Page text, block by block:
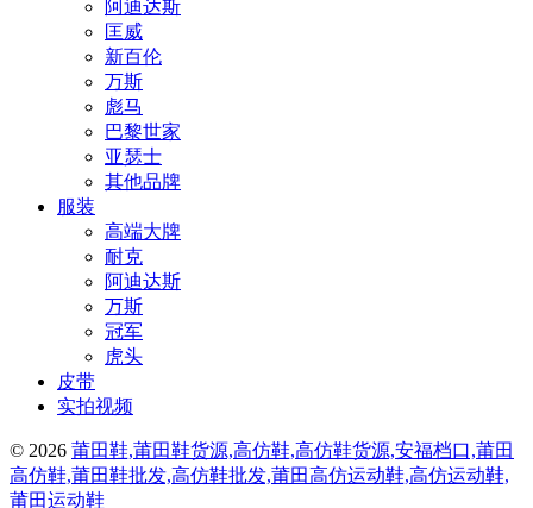
阿迪达斯
匡威
新百伦
万斯
彪马
巴黎世家
亚瑟士
其他品牌
服装
高端大牌
耐克
阿迪达斯
万斯
冠军
虎头
皮带
实拍视频
© 2026 莆田鞋,莆田鞋货源,高仿鞋,高仿鞋货源,安福档口,莆田
高仿鞋,莆田鞋批发,高仿鞋批发,莆田高仿运动鞋,高仿运动鞋,
莆田运动鞋